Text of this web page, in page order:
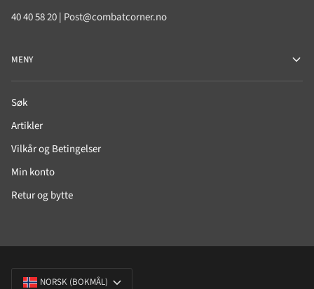
40 40 58 20 | Post@combatcorner.no
MENY
Søk
Artikler
Vilkår og Betingelser
Min konto
Retur og bytte
SPRÅK
NORSK (BOKMÅL)